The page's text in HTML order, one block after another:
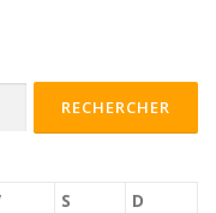
S D